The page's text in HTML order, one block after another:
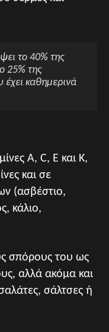
το 40% της
25% της
έχει καθημερινά
Α, C, Ε και Κ,
και σε
(ασβέστιο,
κάλιο,
σπόρους του ως
αλλά ακόμα και
σάλτσες ή